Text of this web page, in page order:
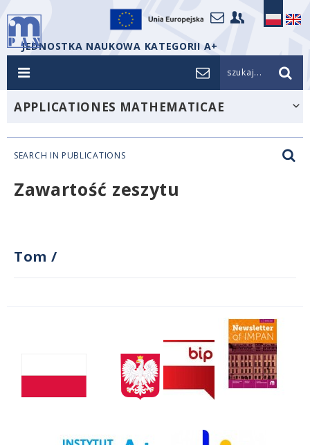
JEDNOSTKA NAUKOWA KATEGORII A+
szukaj...
APPLICATIONES MATHEMATICAE
SEARCH IN PUBLICATIONS
Zawartość zeszytu
Tom /